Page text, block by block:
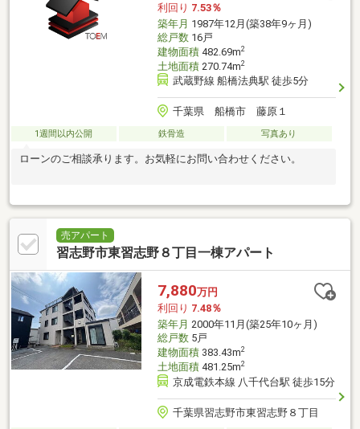
利回り 7.53％
築年月 1987年12月(築38年9ヶ月)
総戸数16戸
建物面積482.69m2
土地面積270.74m2
武蔵野線 船橋法典駅 徒歩5分
千葉県 船橋市 藤原１
1週間以内公開 鉄骨造 写真あり
ローンのご相談承ります。お気軽にお問い合わせください。
売アパート
習志野市東習志野８丁目一棟アパート
7,880万円
利回り 7.48％
築年月 2000年11月(築25年10ヶ月)
総戸数5戸
建物面積383.43m2
土地面積481.25m2
京成電鉄本線 八千代台駅 徒歩15分
千葉県習志野市東習志野８丁目